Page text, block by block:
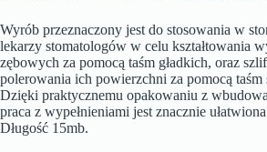
Wyrób przeznaczony jest do stosowania w
lekarzy stomatologów w celu kształtowania
zębowych za pomocą taśm gładkich, oraz
polerowania ich powierzchni za pomocą taśm
Dzięki praktycznemu opakowaniu z
praca z wypełnieniami jest znacznie
Długość 15mb.